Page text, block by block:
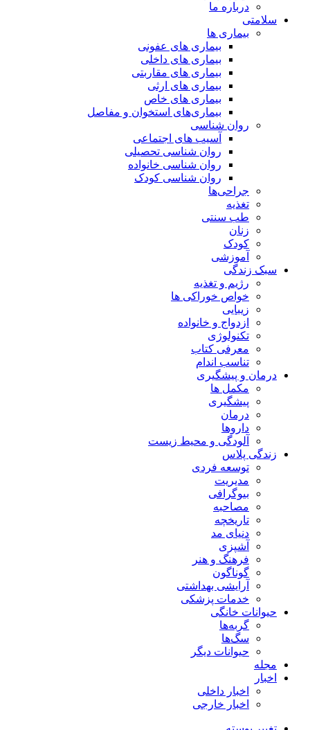
درباره ما
سلامتی
بیماری ها
بیماری های عفونی
بیماری های داخلی
بیماری های مقاربتی
بیماری های ارثی
بیماری های خاص
بیماری‌های استخوان و مفاصل
روان شناسی
آسیب های اجتماعی
روان شناسی تحصیلی
روان شناسی خانواده
روان شناسی کودک
جراحی‌ها
تغذیه
طب سنتی
زنان
کودک
آموزشی
سبک زندگی
رژیم و تغذیه
خواص خوراکی ها
زیبایی
ازدواج و خانواده
تکنولوژی
معرفی کتاب
تناسب اندام
درمان و پیشگیری
مکمل ها
پیشگیری
درمان
داروها
آلودگی و محیط زیست
زندگی پلاس
توسعه فردی
مدیریت
بیوگرافی
مصاحبه
تاریخچه
دنیای مد
آشپزی
فرهنگ و هنر
گوناگون
آرایشی بهداشتی
خدمات پزشکی
حیوانات خانگی
گربه‌ها
سگ‌ها
حیوانات دیگر
مجله
اخبار
اخبار داخلی
اخبار خارجی